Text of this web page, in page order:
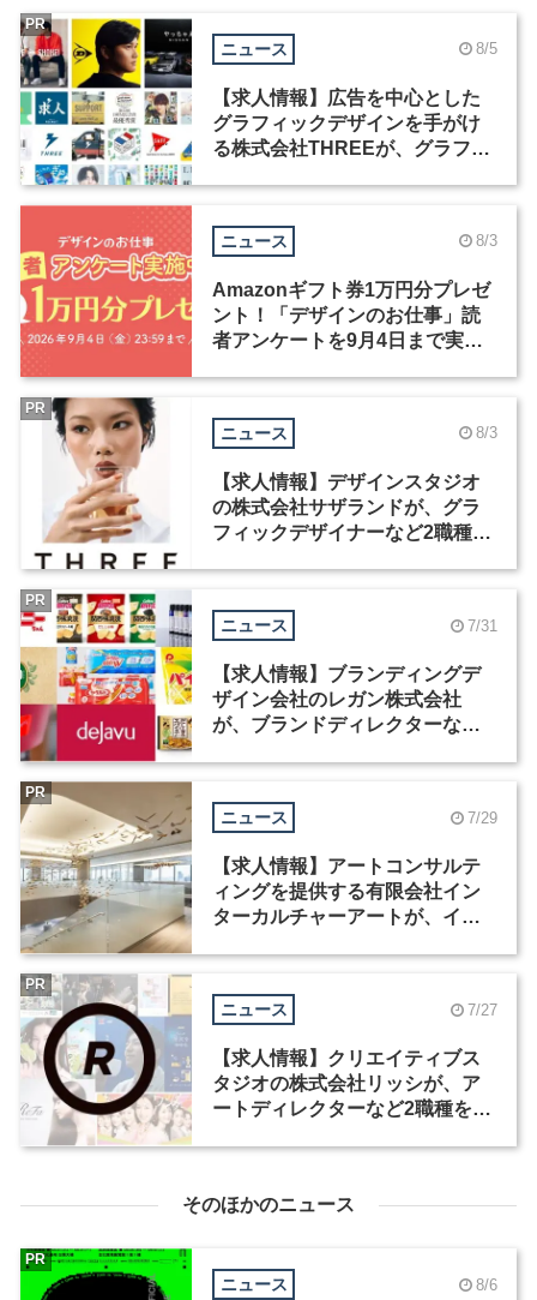
ニュース 8/5
【求人情報】広告を中心とした
グラフィックデザインを手がけ
る株式会社THREEが、グラフィ
PR
ニュース 8/3
Amazonギフト券1万円分プレゼ
ント！「デザインのお仕事」読
者アンケートを9月4日まで実施
ニュース 8/3
【求人情報】デザインスタジオ
の株式会社サザランドが、グラ
フィックデザイナーなど2職種を
PR
ニュース 7/31
【求人情報】ブランディングデ
ザイン会社のレガン株式会社
が、ブランドディレクターなど3
PR
ニュース 7/29
【求人情報】アートコンサルテ
ィングを提供する有限会社イン
ターカルチャーアートが、イン
PR
ニュース 7/27
【求人情報】クリエイティブス
タジオの株式会社リッシが、ア
ートディレクターなど2職種を募
PR
そのほかのニュース
ニュース 8/6
PR